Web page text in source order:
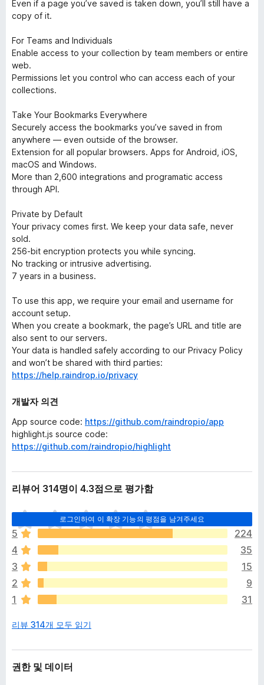
Even if a page you’ve saved is taken down, you’ll still have a
copy of it.
For Teams and Individuals
Enable access to your collection by team members or entire
web.
Permissions let you control who can access each of your
collections.
Take Your Bookmarks Everywhere
Securely access the bookmarks you’ve saved in from
anywhere — even outside of the browser.
Extension for all popular browsers. Apps for Android, iOS,
macOS and Windows.
More than 2,600 integrations and programatic access
through API.
Private by Default
Your privacy comes first. We keep your data safe, never
sold.
256-bit encryption protects you while syncing.
No tracking or intrusive advertising.
7 years in a business.
To use this app, we require your email and username for
account setup.
When you create a bookmark, the page’s URL and title are
also sent to our servers.
Your data is handled safely according to our Privacy Policy
and won’t be shared with third parties:
https://help.raindrop.io/privacy
개발자 의견
App source code: https://github.com/raindropio/app
highlight.js source code:
https://github.com/raindropio/highlight
리뷰어 314명이 4.3점으로 평가함
로그인하여 이 확장 기능의 평점을 남겨주세요
아
직
평
점
이
없
습
니
5
224
4
35
3
15
2
9
1
31
리뷰 314개 모두 읽기
권한 및 데이터